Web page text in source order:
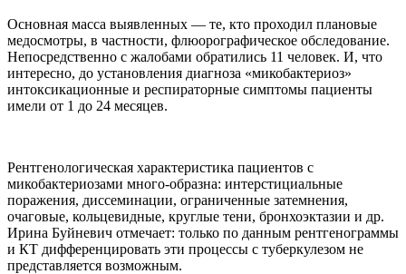
Основная масса выявленных — те, кто проходил плановые
медосмотры, в частности, флюорографическое обследование.
Непосредственно с жалобами обратились 11 человек. И, что
интересно, до установления диагноза «микобактериоз»
интоксикационные и респираторные симптомы пациенты
имели от 1 до 24 месяцев.
Рентгенологическая характеристика пациентов с
микобактериозами много-образна: интерстициальные
поражения, диссеминации, ограниченные затемнения,
очаговые, кольцевидные, круглые тени, бронхоэктазии и др.
Ирина Буйневич отмечает: только по данным рентгенограммы
и КТ дифференцировать эти процессы с туберкулезом не
представляется возможным.